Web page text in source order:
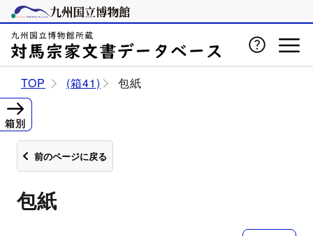
TOP (箱41) 包紙
前のページに戻る
包紙
箱別